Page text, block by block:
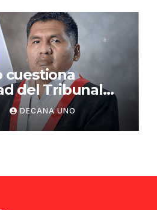
cuestiona
del Tribunal
tras liberación
DECANA UNO